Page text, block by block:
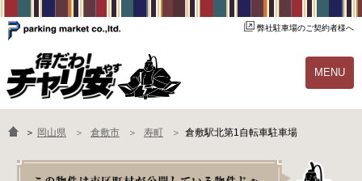
弊社駐車場のご契約者様へ
MENU
物件一覧 ご契約の流れ
よくあるご質問 駐輪場オーナー様へ
＞ 岡山県 倉敷市 寿町 倉敷駅北第1自転車駐車場